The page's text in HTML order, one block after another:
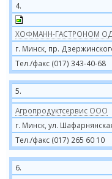
4.
ХОФМАНН-ГАСТРОНОМ
г. Минск, пр.
Тел./факс (017) 343-40-68
5.
Агропродуктсервис ООО
г. Минск, ул.
Тел./факс (017) 265 60 10
6.